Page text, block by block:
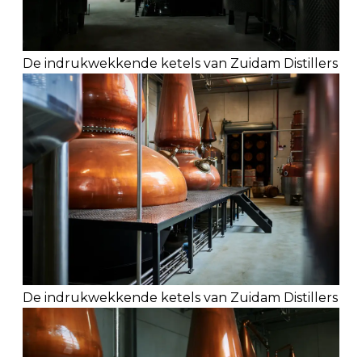
De indrukwekkende ketels van Zuidam Distillers
De indrukwekkende ketels van Zuidam Distillers